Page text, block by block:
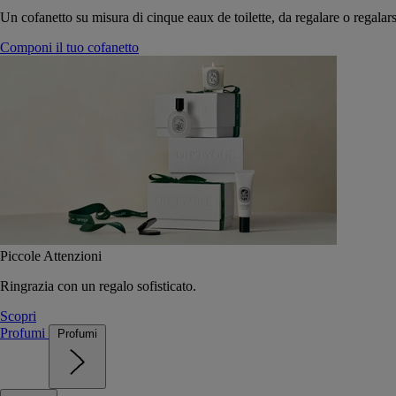
Un cofanetto su misura di cinque eaux de toilette, da regalare o
Componi il tuo cofanetto
Piccole Attenzioni
Ringrazia con un regalo sofisticato.
Scopri
Profumi
Profumi